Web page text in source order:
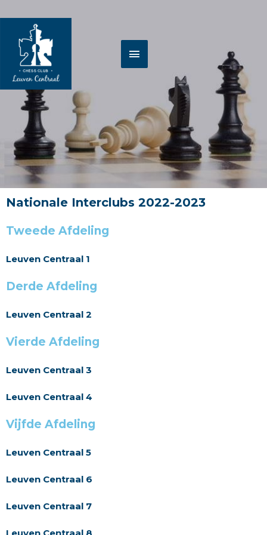
naar
inhoud
Nationale Interclubs 2022-2023
Tweede Afdeling
Leuven Centraal 1
Derde Afdeling
Leuven Centraal 2
Vierde Afdeling
Leuven Centraal 3
Leuven Centraal 4
Vijfde Afdeling
Leuven Centraal 5
Leuven Centraal 6
Leuven Centraal 7